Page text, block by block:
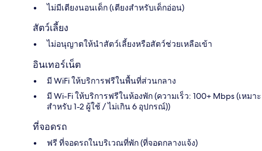
ไม่มีเตียงนอนเด็ก (เตียงสำหรับเด็กอ่อน)
สัตว์เลี้ยง
ไม่อนุญาตให้นำสัตว์เลี้ยงหรือสัตว์ช่วยเหลือเข้า
อินเทอร์เน็ต
มี WiFi ให้บริการฟรีในพื้นที่ส่วนกลาง
มี Wi-Fi ให้บริการฟรีในห้องพัก (ความเร็ว: 100+ Mbps (เหมาะ
สำหรับ 1-2 ผู้ใช้ / ไม่เกิน 6 อุปกรณ์))
ที่จอดรถ
ฟรี ที่จอดรถในบริเวณที่พัก (ที่จอดกลางแจ้ง)